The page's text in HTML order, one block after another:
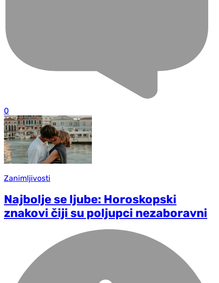
0
Zanimljivosti
Najbolje se ljube: Horoskopski
znakovi čiji su poljupci nezaboravni